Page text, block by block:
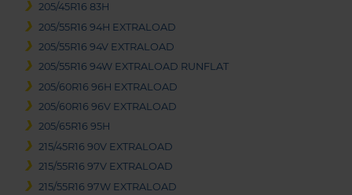
205/45R16 83H
205/55R16 94H EXTRALOAD
205/55R16 94V EXTRALOAD
205/55R16 94W EXTRALOAD RUNFLAT
205/60R16 96H EXTRALOAD
205/60R16 96V EXTRALOAD
205/65R16 95H
215/45R16 90V EXTRALOAD
215/55R16 97V EXTRALOAD
215/55R16 97W EXTRALOAD